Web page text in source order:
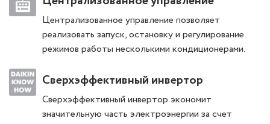
Централизованное управление позволяет
реализовать запуск, остановку и регулирование
режимов работы несколькими кондиционерами.
Сверхэффективный инвертор
Сверхэффективный инвертор экономит
значительную часть электроэнергии за счет